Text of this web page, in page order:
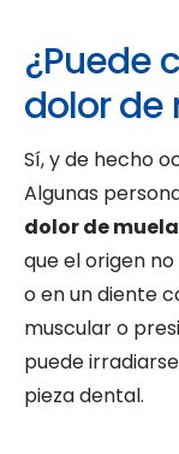
¿Puede
dolor de
Sí, y de hecho
Algunas
dolor de
que el origen
o en un diente
muscular o
puede
pieza dental.